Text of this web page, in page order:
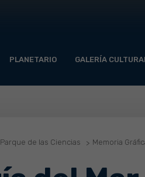
PLANETARIO GALERÍA
de las Ciencias Memoria